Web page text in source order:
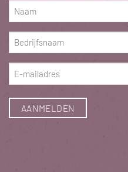
Naam
(Vereist)
Bedrijfsnaam
(Vereist)
E-
mailadres
(Vereist)